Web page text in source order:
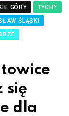
GÓRY
TYCHY
ŚLĄSKI
się
dla